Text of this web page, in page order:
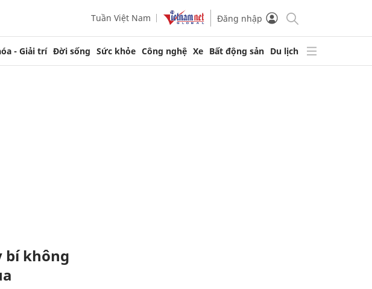
Tuần Việt Nam Đăng nhập
- Giải trí Đời sống Sức khỏe Công nghệ Xe Bất động sản Du lịch
bí không